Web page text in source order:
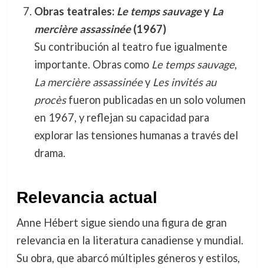
Obras teatrales: Le temps sauvagey La
mercière assassinée(1967)
Su contribución al teatro fue igualmente
importante. Obras como Le temps sauvage,
La mercière assassinéey Les invités au
procèsfueron publicadas en un solo volumen
en 1967, y reflejan su capacidad para
explorar las tensiones humanas a través del
drama.
Relevancia actual
Anne Hébert sigue siendo una figura de gran
relevancia en la literatura canadiense y mundial.
Su obra, que abarcó múltiples géneros y estilos,